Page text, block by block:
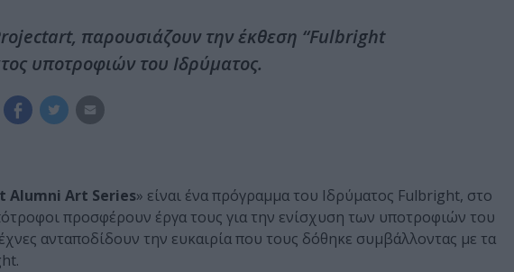
παρουσιάζουν την έκθεση “Fulbright
υποτροφιών του Ιδρύματος.
Alumni Art Series» είναι ένα πρόγραμμα του Ιδρύματος Fulbright, στο
προσφέρουν έργα τους για την ενίσχυση των υποτροφιών του
ανταποδίδουν την ευκαιρία που τους δόθηκε συμβάλλοντας με τα